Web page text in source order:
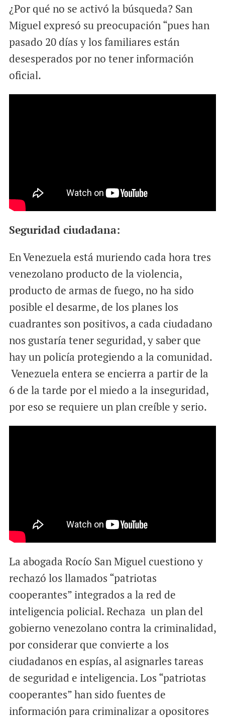
¿Por qué no se activó la búsqueda? San
Miguel expresó su preocupación “pues han
pasado 20 días y los familiares están
desesperados por no tener información
oficial.
Seguridad ciudadana:
En Venezuela está muriendo cada hora tres
venezolano producto de la violencia,
producto de armas de fuego, no ha sido
posible el desarme, de los planes los
cuadrantes son positivos, a cada ciudadano
nos gustaría tener seguridad, y saber que
hay un policía protegiendo a la comunidad.
Venezuela entera se encierra a partir de la
6 de la tarde por el miedo a la inseguridad,
por eso se requiere un plan creíble y serio.
La abogada Rocío San Miguel cuestiono y
rechazó los llamados “patriotas
cooperantes” integrados a la red de
inteligencia policial. Rechaza un plan del
gobierno venezolano contra la criminalidad,
por considerar que convierte a los
ciudadanos en espías, al asignarles tareas
de seguridad e inteligencia. Los “patriotas
cooperantes” han sido fuentes de
información para criminalizar a opositores